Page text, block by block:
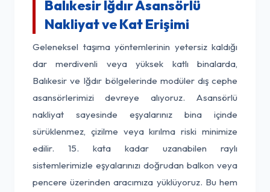
Balıkesir Iğdır Asansörlü
Nakliyat ve Kat Erişimi
Geleneksel taşıma yöntemlerinin yetersiz kaldığı
dar merdivenli veya yüksek katlı binalarda,
Balıkesir ve Iğdır bölgelerinde modüler dış cephe
asansörlerimizi devreye alıyoruz. Asansörlü
nakliyat sayesinde eşyalarınız bina içinde
sürüklenmez, çizilme veya kırılma riski minimize
edilir. 15. kata kadar uzanabilen raylı
sistemlerimizle eşyalarınızı doğrudan balkon veya
pencere üzerinden aracımıza yüklüyoruz. Bu hem